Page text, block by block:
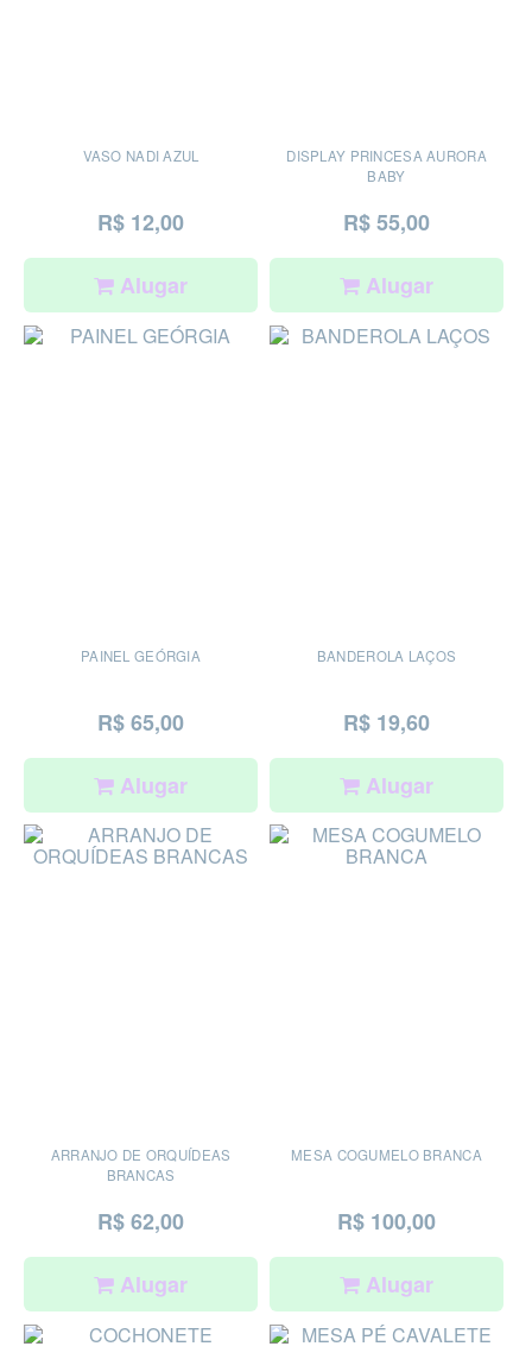
VASO NADI AZUL
R$ 12,00
Alugar
DISPLAY PRINCESA AURORA
BABY
R$ 55,00
Alugar
PAINEL GEÓRGIA
R$ 65,00
Alugar
BANDEROLA LAÇOS
R$ 19,60
Alugar
ARRANJO DE ORQUÍDEAS
BRANCAS
R$ 62,00
Alugar
MESA COGUMELO BRANCA
R$ 100,00
Alugar